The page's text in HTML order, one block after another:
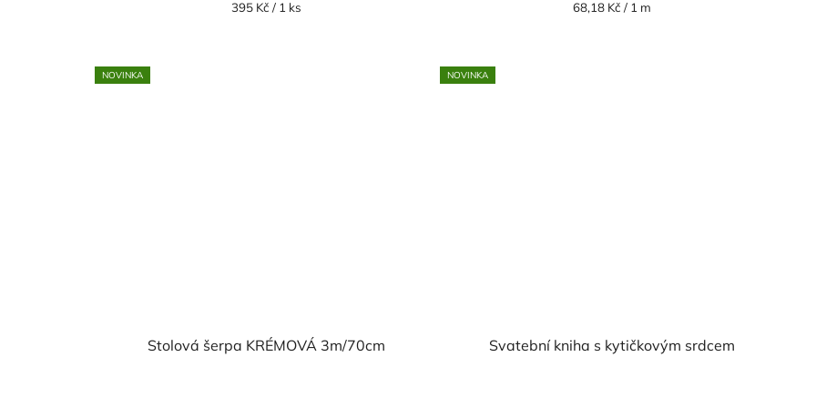
Měrná
395 Kč / 1 ks
Měrná
68,18 Kč / 1 m
NOVINKA
Stolová šerpa KRÉMOVÁ 3m/70cm
NOVINKA
Svatební kniha s kytičkovým srdcem